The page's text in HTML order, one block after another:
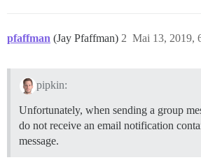
pfaffman (Jay Pfaffman) Mai 13, 2019,
2
pipkin:
Unfortunately, when sending a group
do not receive an email notification
message.